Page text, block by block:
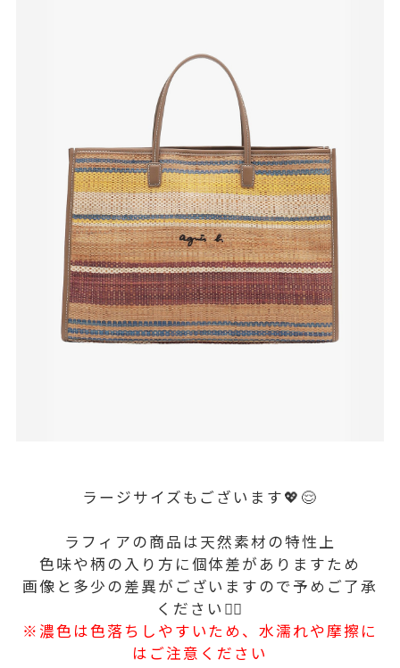
ラージサイズもございます💖😌
ラフィアの商品は天然素材の特性上
色味や柄の入り方に個体差がありますため
画像と多少の差異がございますので予めご了承
ください🙂‍↕️
※濃色は色落ちしやすいため、水濡れや摩擦に
はご注意ください